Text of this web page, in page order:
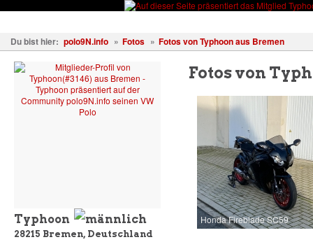
Du bist hier: polo9N.info » Fotos » Fotos von Typhoon aus Bremen
Typhoon
28215 Bremen, Deutschland
Fotos von
Honda Fireblade SC59